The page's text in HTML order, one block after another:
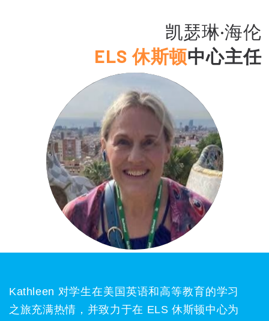
凯瑟琳·海伦
ELS 休斯顿中心主任
Kathleen 对学生在美国英语和高等教育的学习
之旅充满热情，并致力于在 ELS 休斯顿中心为